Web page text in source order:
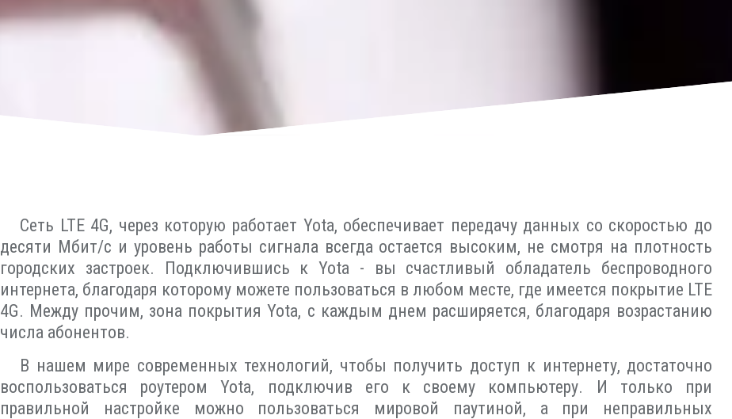
Сеть LTE 4G, через которую работает Yota, обеспечивает передачу данных со скоростью до
десяти Мбит/с и уровень работы сигнала всегда остается высоким, не смотря на плотность
городских застроек. Подключившись к Yota - вы счастливый обладатель беспроводного
интернета, благодаря которому можете пользоваться в любом месте, где имеется покрытие LTE
4G. Между прочим, зона покрытия Yota, с каждым днем расширяется, благодаря возрастанию
числа абонентов.
В нашем мире современных технологий, чтобы получить доступ к интернету, достаточно
воспользоваться роутером Yota, подключив его к своему компьютеру. И только при
правильной настройке можно пользоваться мировой паутиной, а при неправильных